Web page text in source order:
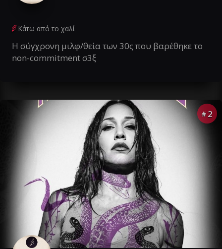
Κάτω από το χαλί
Η σύγχρονη μιλφ/θεία των 30ς που βαρέθηκε το
non-commitment σ3ξ
# 2